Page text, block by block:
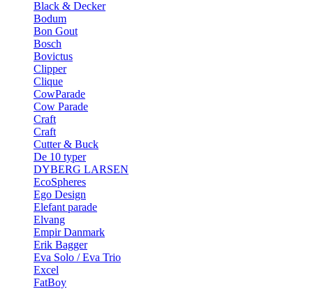
Black & Decker
Bodum
Bon Gout
Bosch
Bovictus
Clipper
Clique
CowParade
Cow Parade
Craft
Craft
Cutter & Buck
De 10 typer
DYBERG LARSEN
EcoSpheres
Ego Design
Elefant parade
Elvang
Empir Danmark
Erik Bagger
Eva Solo / Eva Trio
Excel
FatBoy